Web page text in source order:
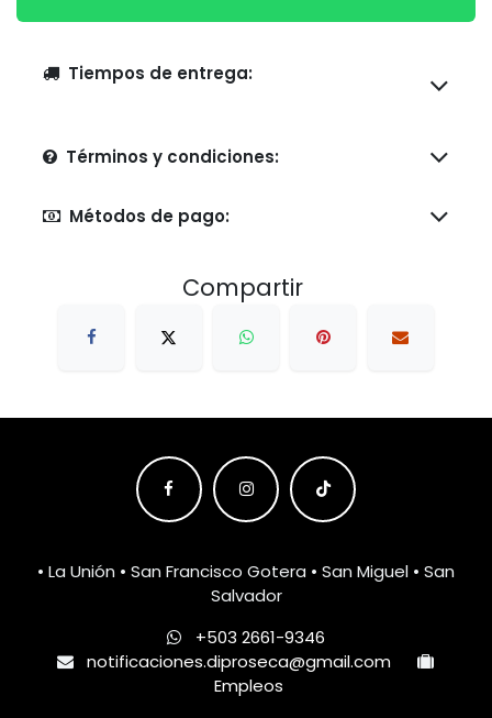
Tiempos de entrega:
Términos y condiciones:
Métodos de pago:
Compartir
• La Unión • San Francisco Gotera • San Miguel • San
Salvador
+503 2661-9346
notificaciones.diproseca@gmail.com
Empleos